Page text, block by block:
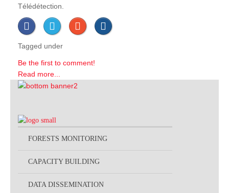
Télédétection.
Tagged under
Be the first to comment!
Read more...
FORESTS MONITORING
CAPACITY BUILDING
DATA DISSEMINATION